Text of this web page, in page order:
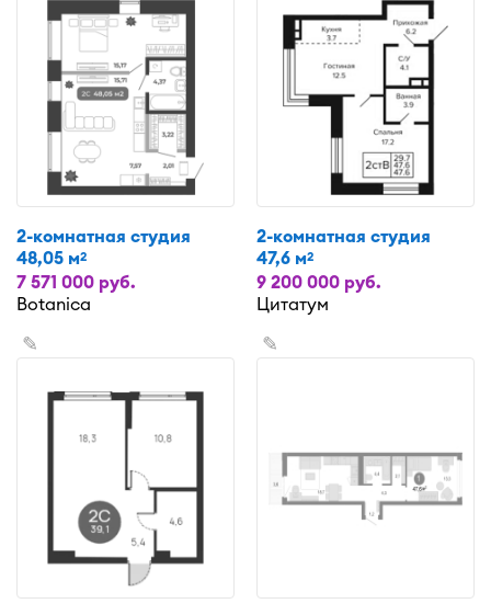
2-комнатная студия
48,05 м2
7 571 000 руб.
Botanica
2-комнатная студия
47,6 м2
9 200 000 руб.
Цитатум
✎ ✎